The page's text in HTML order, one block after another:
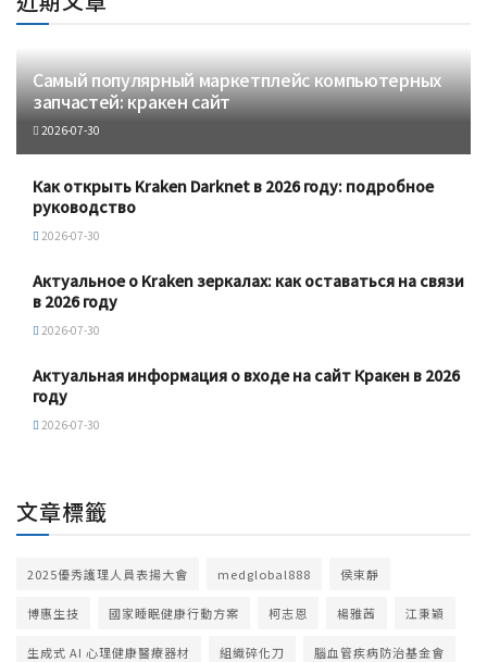
Самый популярный маркетплейс компьютерных
запчастей: кракен сайт
2026-07-30
Как открыть Kraken Darknet в 2026 году: подробное
руководство
2026-07-30
Актуальное о Kraken зеркалах: как оставаться на связи
в 2026 году
2026-07-30
Актуальная информация о входе на сайт Кракен в 2026
году
2026-07-30
文章標籤
2025優秀護理人員表揚大會 medglobal888 侯束靜
博惠生技 國家睡眠健康行動方案 柯志恩 楊雅茜 江秉穎
生成式 AI 心理健康醫療器材 組織碎化刀 腦血管疾病防治基金會